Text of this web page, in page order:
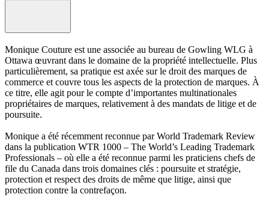
Monique Couture est une associée au bureau de Gowling WLG à
Ottawa œuvrant dans le domaine de la propriété intellectuelle. Plus
particulièrement, sa pratique est axée sur le droit des marques de
commerce et couvre tous les aspects de la protection de marques. À
ce titre, elle agit pour le compte d’importantes multinationales
propriétaires de marques, relativement à des mandats de litige et de
poursuite.
Monique a été récemment reconnue par World Trademark Review
dans la publication WTR 1000 – The World’s Leading Trademark
Professionals – où elle a été reconnue parmi les praticiens chefs de
file du Canada dans trois domaines clés : poursuite et stratégie,
protection et respect des droits de même que litige, ainsi que
protection contre la contrefaçon.